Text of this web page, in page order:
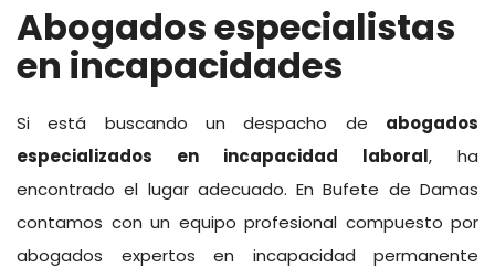
Abogados especialistas
en incapacidades
Si está buscando un despacho de abogados
especializados en incapacidad laboral, ha
encontrado el lugar adecuado. En Bufete de Damas
contamos con un equipo profesional compuesto por
abogados expertos en incapacidad permanente